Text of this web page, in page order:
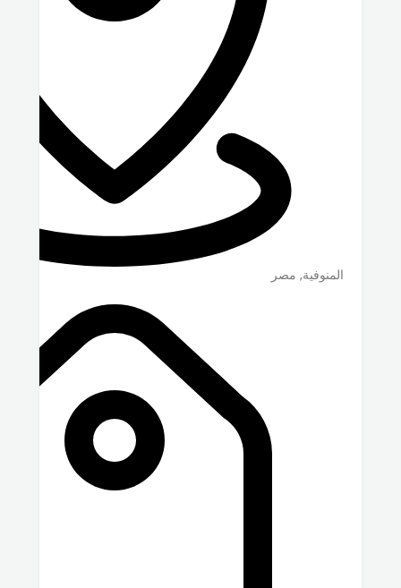
المنوفية, مصر